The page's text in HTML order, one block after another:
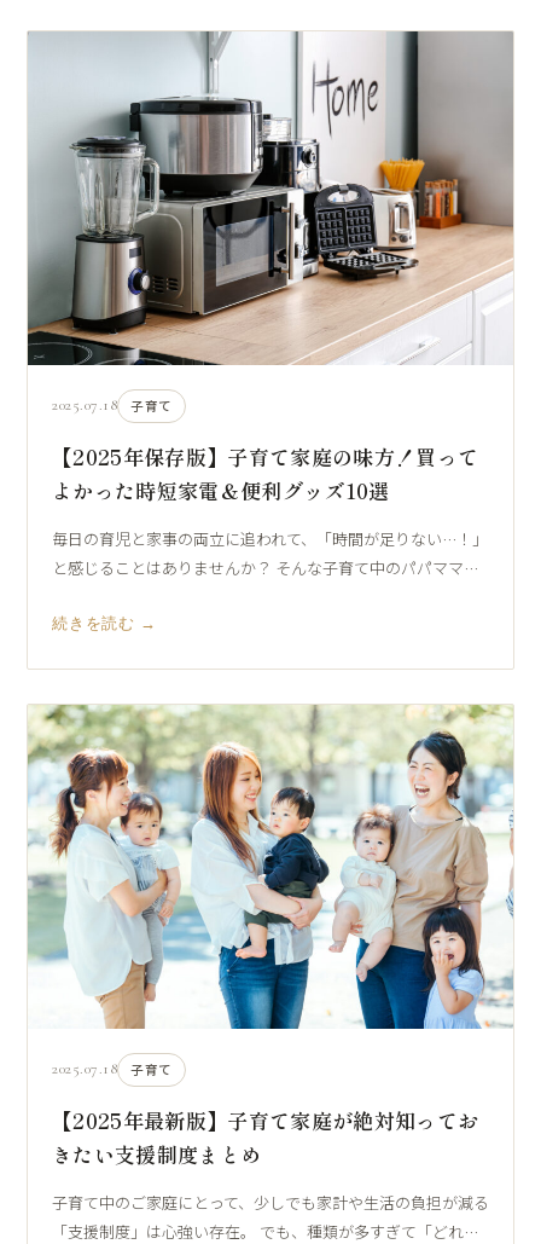
2025.07.18 子育て
【2025年保存版】子育て家庭の味方！買って
よかった時短家電＆便利グッズ10選
毎日の育児と家事の両立に追われて、「時間が足りない…！」
と感じることはありませんか？ そんな子育て中のパパママ…
続きを読む →
2025.07.18 子育て
【2025年最新版】子育て家庭が絶対知ってお
きたい支援制度まとめ
子育て中のご家庭にとって、少しでも家計や生活の負担が減る
「支援制度」は心強い存在。 でも、種類が多すぎて「どれ…